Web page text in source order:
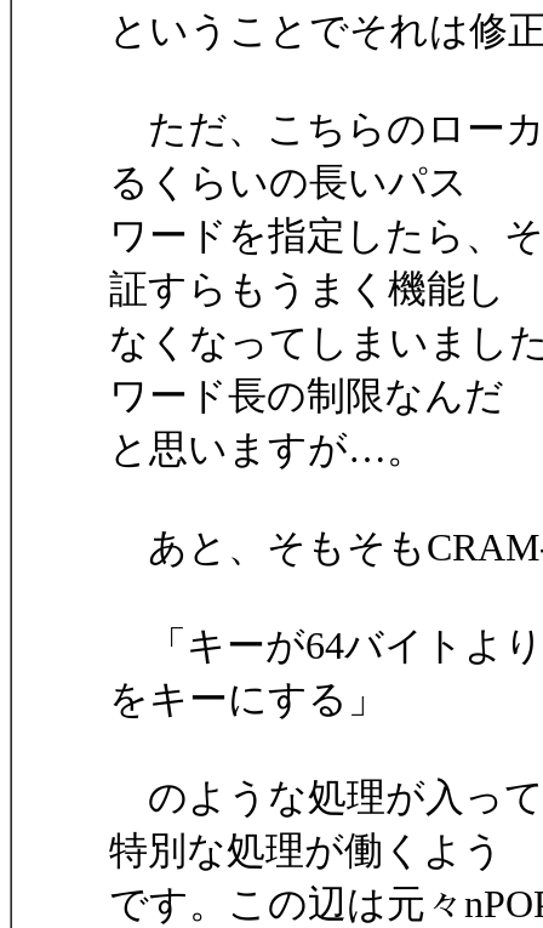
ということでそれは修
ただ、こちらのロー
るくらいの長いパス
ワードを指定したら、
証すらもうまく機能し
なくなってしまいまし
ワード長の制限なんだ
と思いますが…。
あと、そもそも
「キーが64バイトよ
をキーにする」
のような処理が入っ
特別な処理が働くよう
です。この辺は元々